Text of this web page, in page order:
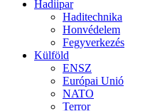
Hadiipar
Haditechnika
Honvédelem
Fegyverkezés
Külföld
ENSZ
Európai Unió
NATO
Terror